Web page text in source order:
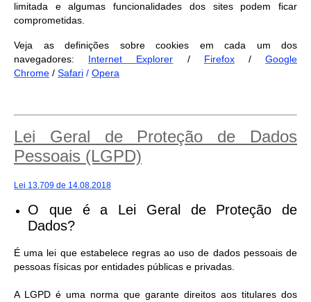
limitada e algumas funcionalidades dos sites podem ficar
comprometidas.
Veja as definições sobre cookies em cada um dos
navegadores: Internet Explorer / Firefox/Google
Chrome / Safari / Opera
Lei Geral de Proteção de Dados
Pessoais (LGPD)
Lei 13.709 de 14.08.2018
O que é a Lei Geral de Proteção de
Dados?
É uma lei que estabelece regras ao uso de dados pessoais de
pessoas físicas por entidades públicas e privadas.
A LGPD é uma norma que garante direitos aos titulares dos